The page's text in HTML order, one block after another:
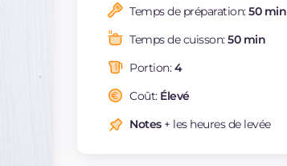
Protéine g
Graisses
saturés
Fibre
Cholestérol
Sodium mg
Temps de préparation:50 min
Temps de cuisson:50 min
Portion:4
Coût: Élevé
Notes+ les heures de levée